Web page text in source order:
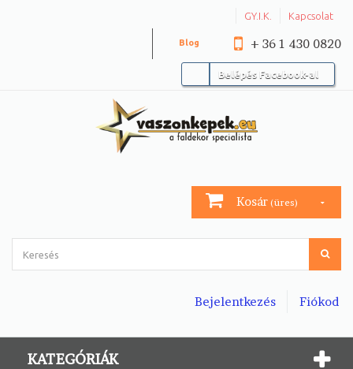
GY.I.K. Kapcsolat
+ 36 1 430 0820
Blog
Belépés Facebook-al
Kosár (üres)
Fiókod
Bejelentkezés
KATEGÓRIÁK